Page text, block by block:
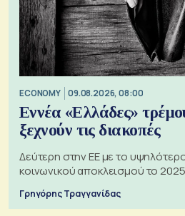
ECONOMY 09.08.2026, 08:00
Εννέα «Ελλάδες»
ξεχνούν τις διακοπές
Δεύτερη στην ΕΕ με το
κοινωνικού αποκλεισμού το
Γρηγόρης Τραγγανίδας